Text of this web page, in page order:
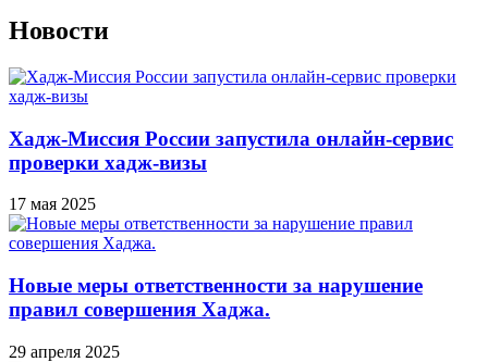
Новости
Хадж-Миссия России запустила онлайн-сервис
проверки хадж-визы
17 мая 2025
Новые меры ответственности за нарушение
правил совершения Хаджа.
29 апреля 2025